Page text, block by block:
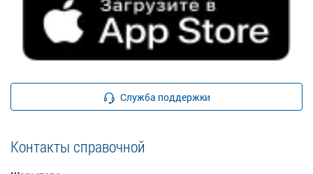
Служба поддержки
Контакты справочной